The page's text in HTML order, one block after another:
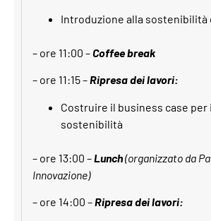
Introduzione alla sostenibilità
– ore 11:00 –Coffee break
– ore 11:15 –Ripresa dei lavori:
Costruire il business case
sostenibilità
– ore 13:00 –Lunch(organizzato da
Innovazione)
– ore 14:00 –Ripresa dei lavori: